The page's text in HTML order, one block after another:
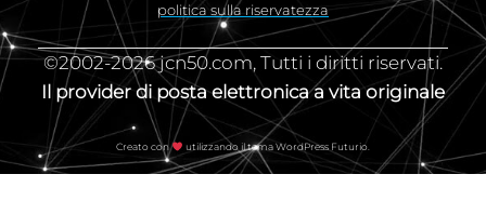
politica sulla riservatezza
©2002-2026 jcn50.com, Tutti i diritti riservati.
Il provider di posta elettronica a vita originale
Creato con utilizzando il tema WordPress Futurio.